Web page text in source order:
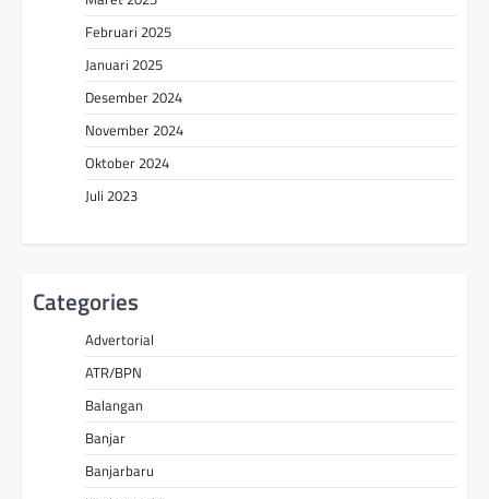
Februari 2025
Januari 2025
Desember 2024
November 2024
Oktober 2024
Juli 2023
Categories
Advertorial
ATR/BPN
Balangan
Banjar
Banjarbaru